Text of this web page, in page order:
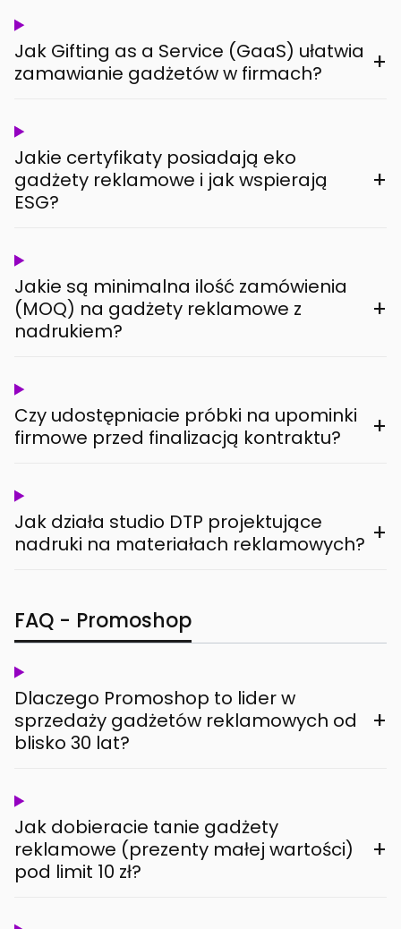
Jak Gifting as a Service (GaaS) ułatwia
zamawianie gadżetów w firmach?
+
Jakie certyfikaty posiadają eko
gadżety reklamowe i jak wspierają
ESG?
+
Jakie są minimalna ilość zamówienia
(MOQ) na gadżety reklamowe z
nadrukiem?
+
Czy udostępniacie próbki na upominki
firmowe przed finalizacją kontraktu?
+
Jak działa studio DTP projektujące
nadruki na materiałach reklamowych? +
FAQ - Promoshop
Dlaczego Promoshop to lider w
sprzedaży gadżetów reklamowych od
blisko 30 lat?
+
Jak dobieracie tanie gadżety
reklamowe (prezenty małej wartości)
pod limit 10 zł?
+